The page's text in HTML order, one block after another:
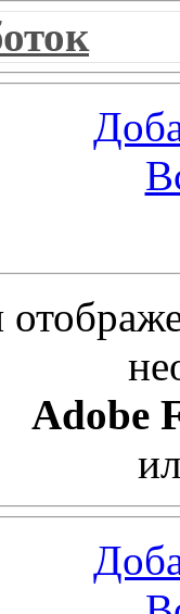
Adobe